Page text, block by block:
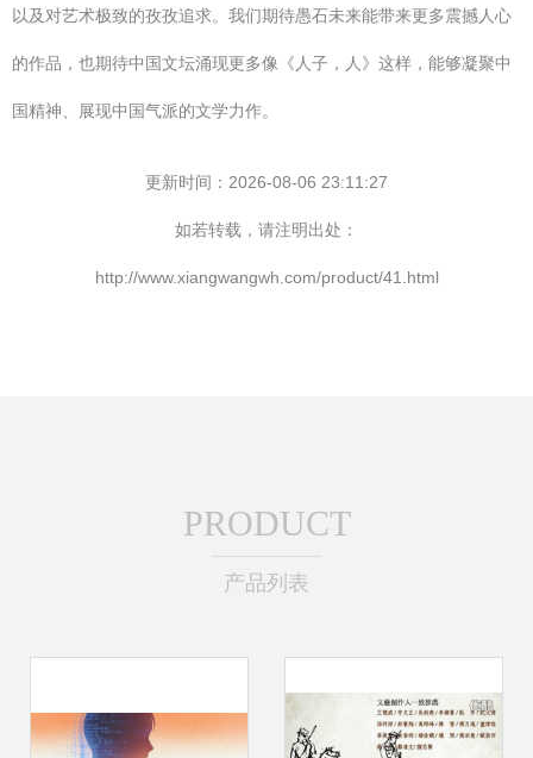
以及对艺术极致的孜孜追求。我们期待愚石未来能带来更多震撼人心
的作品，也期待中国文坛涌现更多像《人子，人》这样，能够凝聚中
国精神、展现中国气派的文学力作。
更新时间：2026-08-06 23:11:27
如若转载，请注明出处：
http://www.xiangwangwh.com/product/41.html
PRODUCT
产品列表